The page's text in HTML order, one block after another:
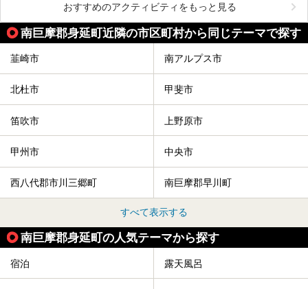
おすすめのアクティビティをもっと見る
南巨摩郡身延町近隣の市区町村から同じテーマで探す
韮崎市 南アルプス市
北杜市 甲斐市
笛吹市 上野原市
甲州市 中央市
西八代郡市川三郷町 南巨摩郡早川町
すべて表示する
南巨摩郡身延町の人気テーマから探す
宿泊 露天風呂